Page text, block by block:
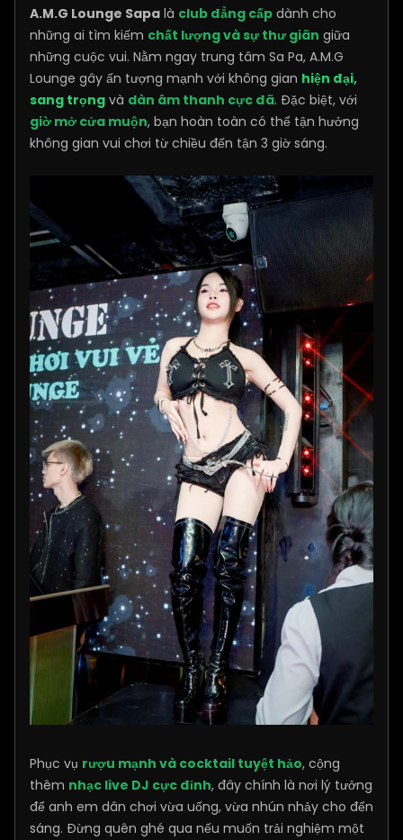
A.M.G Lounge Sapa là club đẳng cấp dành cho
những ai tìm kiếm chất lượng và sự thư giãn giữa
những cuộc vui. Nằm ngay trung tâm Sa Pa, A.M.G
Lounge gây ấn tượng mạnh với không gian hiện đại,
sang trọng và dàn âm thanh cực đã. Đặc biệt, với
giờ mở cửa muộn, bạn hoàn toàn có thể tận hưởng
không gian vui chơi từ chiều đến tận 3 giờ sáng.
Phục vụ rượu mạnh và cocktail tuyệt hảo, cộng
thêm nhạc live DJ cực đỉnh, đây chính là nơi lý tưởng
để anh em dân chơi vừa uống, vừa nhún nhảy cho đến
sáng. Đừng quên ghé qua nếu muốn trải nghiệm một